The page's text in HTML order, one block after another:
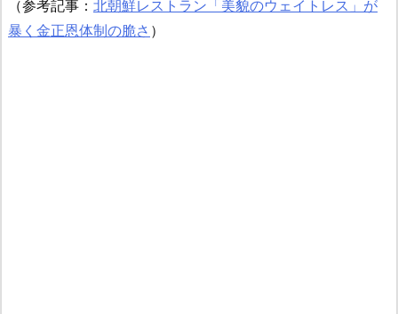
（参考記事： 北朝鮮レストラン「美貌のウェイトレス」が
暴く金正恩体制の脆さ ）